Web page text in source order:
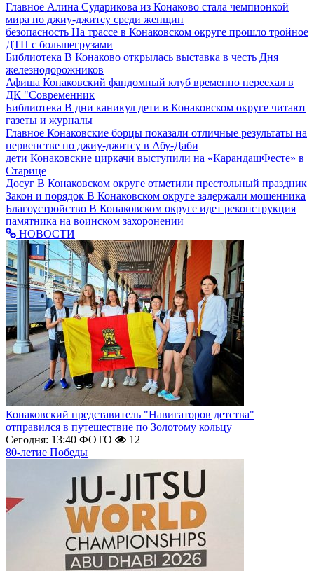
Главное Алина Сударикова из Конаково стала чемпионкой
мира по джиу-джитсу среди женщин
безопасность На трассе в Конаковском округе прошло тройное
ДТП с большегрузами
Библиотека В Конаково открылась выставка в честь Дня
железнодорожников
Афиша Конаковский фандомный клуб временно переехал в
ДК "Современник
Библиотека В дни каникул дети в Конаковском округе читают
газеты и журналы
Главное Конаковские борцы показали отличные результаты на
первенстве по джиу-джитсу в Абу-Даби
дети Конаковские циркачи выступили на «КарандашФесте» в
Старице
Досуг В Конаковском округе отметили престольный праздник
Закон и порядок В Конаковском округе задержали мошенника
Благоустройство В Конаковском округе идет реконструкция
памятника на воинском захоронении
НОВОСТИ
Конаковский представитель "Навигаторов детства"
отправился в путешествие по Золотому кольцу
Сегодня: 13:40 ФОТО
12
80-летие Победы